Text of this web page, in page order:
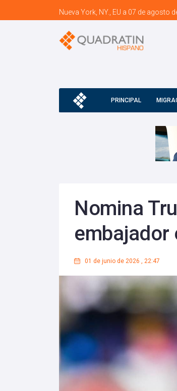
Nueva York, NY., EU a 07 de agosto
PRINCIPAL
Nomina
embajador
01 de junio de 2026 , 22:47